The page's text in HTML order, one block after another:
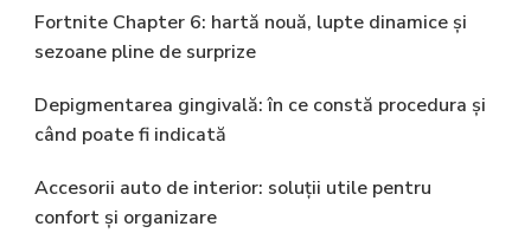
Fortnite Chapter 6: hartă nouă, lupte dinamice și
sezoane pline de surprize
Depigmentarea gingivală: în ce constă procedura și
când poate fi indicată
Accesorii auto de interior: soluții utile pentru
confort și organizare